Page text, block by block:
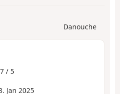
Danouche
/ 5
Jan 2025